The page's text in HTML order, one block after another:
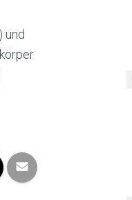
und